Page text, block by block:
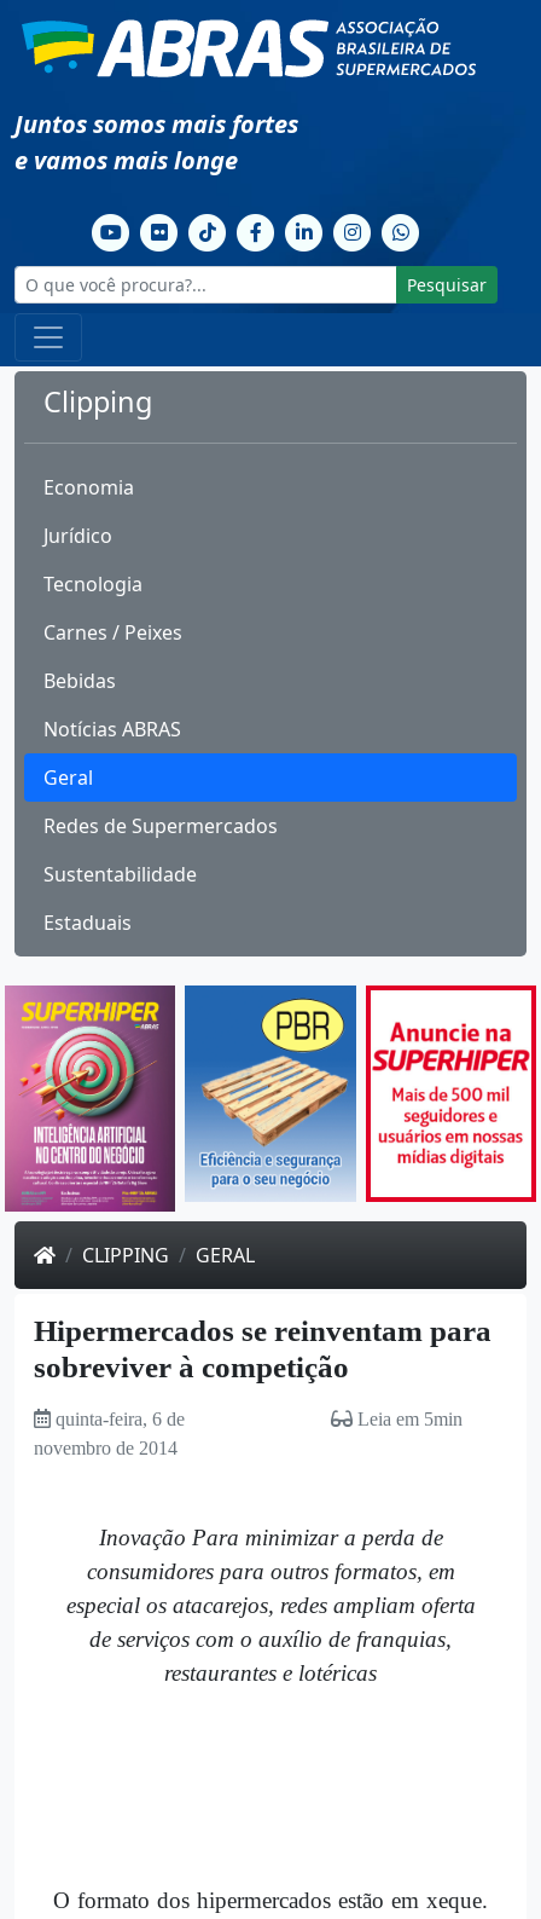
Juntos somos mais fortes
e vamos mais longe
Pesquisar
Clipping
Economia
Jurídico
Tecnologia
Carnes / Peixes
Bebidas
Notícias ABRAS
Geral
Redes de Supermercados
Sustentabilidade
Estaduais
CLIPPING GERAL
Hipermercados se reinventam para
sobreviver à competição
quinta-feira, 6 de
novembro de 2014
Leia em 5min
Inovação Para minimizar a perda de
consumidores para outros formatos, em
especial os atacarejos, redes ampliam oferta
de serviços com o auxílio de franquias,
restaurantes e lotéricas
O formato dos hipermercados estão em xeque.